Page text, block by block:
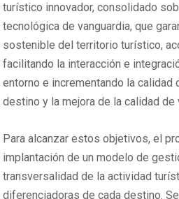
turístico innovador, consolidado
tecnológica de vanguardia, que
sostenible del territorio turístico,
facilitando la interacción e
entorno e incrementando la calidad
destino y la mejora de la calidad
Para alcanzar estos objetivos, el
implantación de un modelo de
transversalidad de la actividad
diferenciadoras de cada destino.